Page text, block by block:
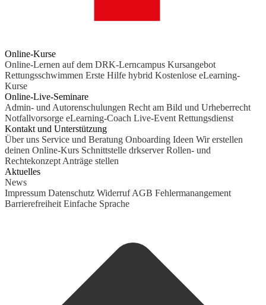
Online-Kurse
Online-Lernen auf dem DRK-Lerncampus Kursangebot
Rettungsschwimmen Erste Hilfe hybrid Kostenlose eLearning-
Kurse
Online-Live-Seminare
Admin- und Autorenschulungen Recht am Bild und Urheberrecht
Notfallvorsorge eLearning-Coach Live-Event Rettungsdienst
Kontakt und Unterstützung
Über uns Service und Beratung Onboarding Ideen Wir erstellen
deinen Online-Kurs Schnittstelle drkserver Rollen- und
Rechtekonzept Anträge stellen
Aktuelles
News
Impressum Datenschutz Widerruf AGB Fehlermanangement
Barrierefreiheit Einfache Sprache